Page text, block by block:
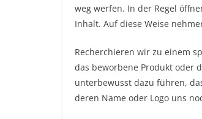
weg werfen. In der Regel
Inhalt. Auf diese Weise
Recherchieren wir zu einem
das beworbene Produkt oder
unterbewusst dazu führen,
deren Name oder Logo uns